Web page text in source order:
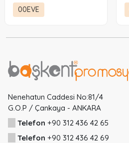
00EVE
Nenehatun Caddesi No:81/4
G.O.P / Çankaya - ANKARA
Telefon +90 312 436 42 65
Telefon +90 312 436 42 69